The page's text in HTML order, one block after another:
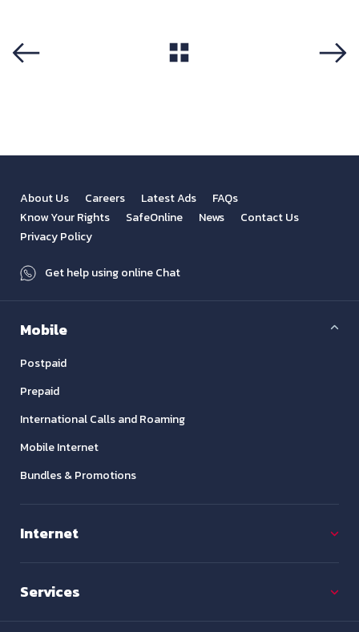
About Us Careers Latest Ads
FAQs
Know Your Rights
SafeOnline News
Contact Us
Privacy Policy
Get help using online Chat
Mobile
Postpaid
Prepaid
International Calls and Roaming
Mobile Internet
Bundles & Promotions
Internet
Services